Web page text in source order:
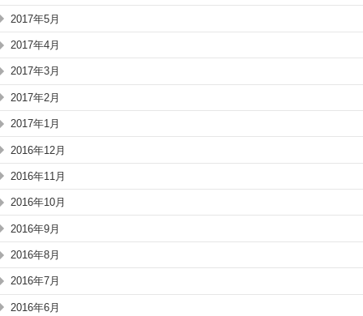
2017年5月
2017年4月
2017年3月
2017年2月
2017年1月
2016年12月
2016年11月
2016年10月
2016年9月
2016年8月
2016年7月
2016年6月